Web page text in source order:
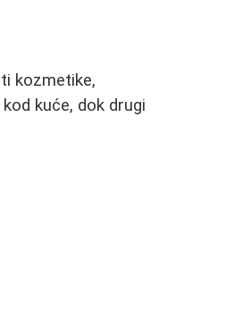
kozmetike,
kuće, dok drugi